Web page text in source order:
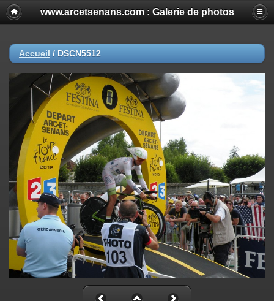
www.arcetsenans.com : Galerie de photos
Accueil / DSCN5512